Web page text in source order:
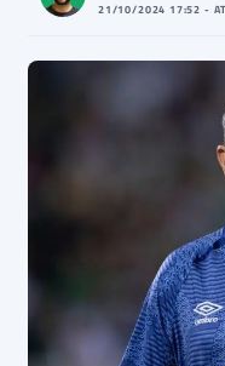
21/10/2024 17:52 -